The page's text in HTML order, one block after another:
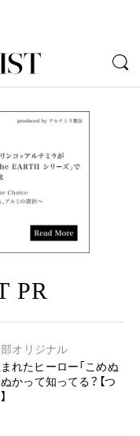
PR
オリジナル
れたヒーロー「こめぬ
ぬかって知ってる？【つ